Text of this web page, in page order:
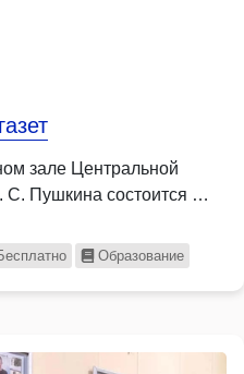
зале Центральной
С. Пушкина состоится …
Образование